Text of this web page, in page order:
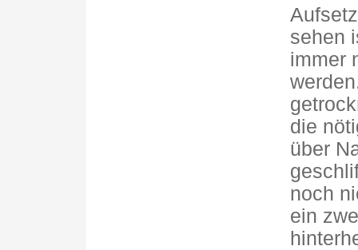
sehen
immer
die
über
noch
ein